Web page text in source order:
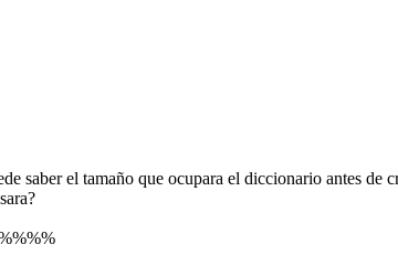
saber el tamaño que ocupara el diccionario antes de